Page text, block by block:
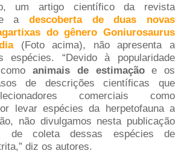
um artigo científico da revista
a descoberta de duas novas
do gênero Goniurosaurus
(Foto acima), não apresenta a
espécies. “Devido à popularidade
comoanimais de estimaçãoe os
de descrições científicas que
comerciais como
levar espécies da herpetofauna a
não divulgamos nesta publicação
de coleta dessas espécies de
diz os autores.